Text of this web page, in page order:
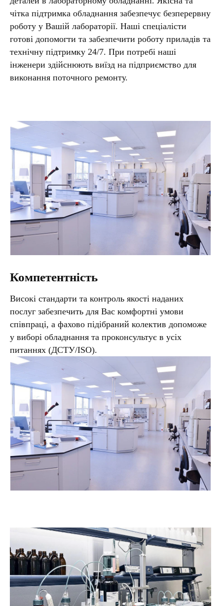
чітка підтримка обладнання забезпечує безперервну
роботу у Вашій лабораторії. Наші спеціалісти
готові допомогти та забезпечити роботу приладів та
технічну підтримку 24/7. При потребі наші
інженери здійснюють виїзд на підприємство для
виконання поточного ремонту.
Компетентність
Високі стандарти та контроль якості наданих
послуг забезпечить для Вас комфортні умови
співпраці, а фахово підібраний колектив допоможе
у виборі обладнання та проконсультує в усіх
питаннях (ДСТУ/ISO).